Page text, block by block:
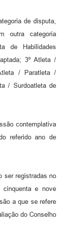
de disputa,
outra categoria
de Habilidades
3º Atleta /
/ Paratleta /
/ Surdoatleta de
contemplativa
referido ano de
ser registradas no
e nove
a que se refere
do Conselho